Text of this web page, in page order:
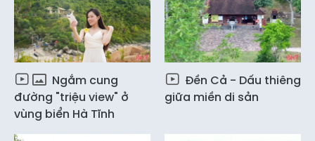
Ngắm cung
đường "triệu view" ở
vùng biển Hà Tĩnh
Đền Cả - Dấu thiêng
giữa miền di sản